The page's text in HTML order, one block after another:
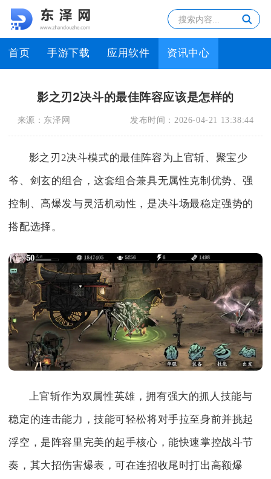
首页 手游下载 应用软件 资讯中心
影之刃2决斗的最佳阵容应该是怎样的
来源： 东泽网 发布时间： 2026-04-21 13:38:44
影之刃2决斗模式的最佳阵容为上官斩、聚宝少
爷、剑玄的组合，这套组合兼具无属性克制优势、强
控制、高爆发与灵活机动性，是决斗场最稳定强势的
搭配选择。
上官斩作为双属性英雄，拥有强大的抓人技能与
稳定的连击能力，技能可轻松将对手拉至身前并挑起
浮空，是阵容里完美的起手核心，能快速掌控战斗节
奏，其大招伤害爆表，可在连招收尾时打出高额爆